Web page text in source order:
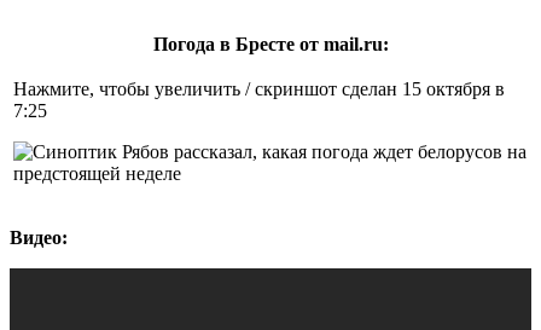
Погода в Бресте от mail.ru:
Нажмите, чтобы увеличить / скриншот сделан 15 октября в
7:25
Видео: